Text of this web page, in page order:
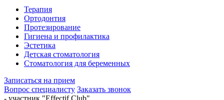
Терапия
Ортодонтия
Протезирование
Гигиена и профилактика
Эстетика
Детская стоматология
Стоматология для беременных
Записаться на прием
Вопрос специалисту Заказать звонок
- участник "Effectif Club"